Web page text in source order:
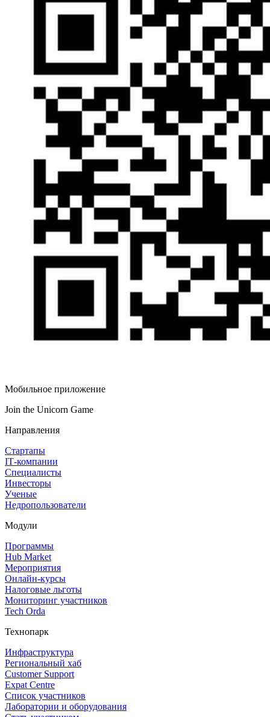
Мобильное приложение
Join the Unicorn Game
Направления
Стартапы
IT‑компании
Специалисты
Инвесторы
Ученые
Недропользователи
Модули
Программы
Hub Market
Мероприятия
Онлайн‑курсы
Налоговые льготы
Мониторинг участников
Tech Orda
Технопарк
Инфраструктура
Региональный хаб
Customer Support
Expat Centre
Список участников
Лаборатории и оборудования